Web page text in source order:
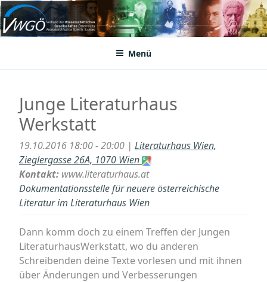
Zum
Inhalt
springenVWGÖ
Federation of Austrian Scientific Societies
Menü
Junge Literaturhaus
Werkstatt
19.10.2016 18:00 - 20:00 | Literaturhaus Wien,
Zieglergasse 26A, 1070 Wien
Kontakt: www.literaturhaus.at
Dokumentationsstelle für neuere österreichische
Literatur im Literaturhaus Wien
Dann komm doch zu einem Treffen der Jungen
LiteraturhausWerkstatt, wo du anderen
Schreibenden deine Texte vorlesen und mit ihnen
über Änderungen und Verbesserungen